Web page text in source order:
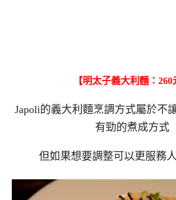
【明太子義大利麵：260
Japoli的義大利麵烹調方式屬於不
有勁的煮成方式
但如果想要調整可以更服務